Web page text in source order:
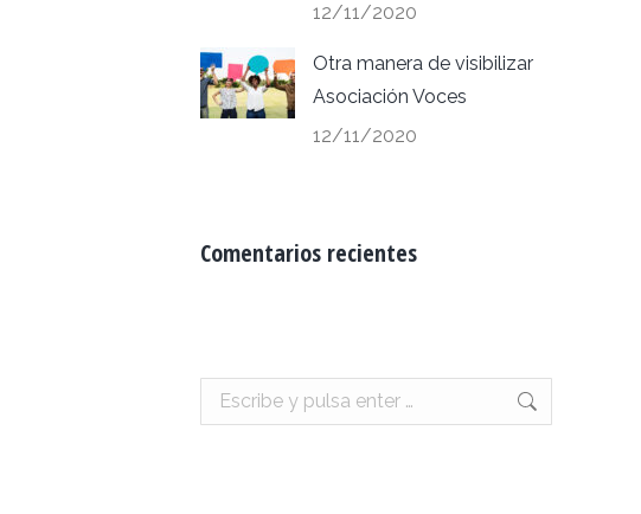
12/11/2020
Otra manera de visibilizar
Asociación Voces
12/11/2020
Comentarios recientes
Buscar: